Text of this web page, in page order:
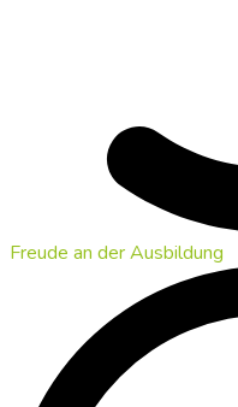
Freude an der Ausbildung